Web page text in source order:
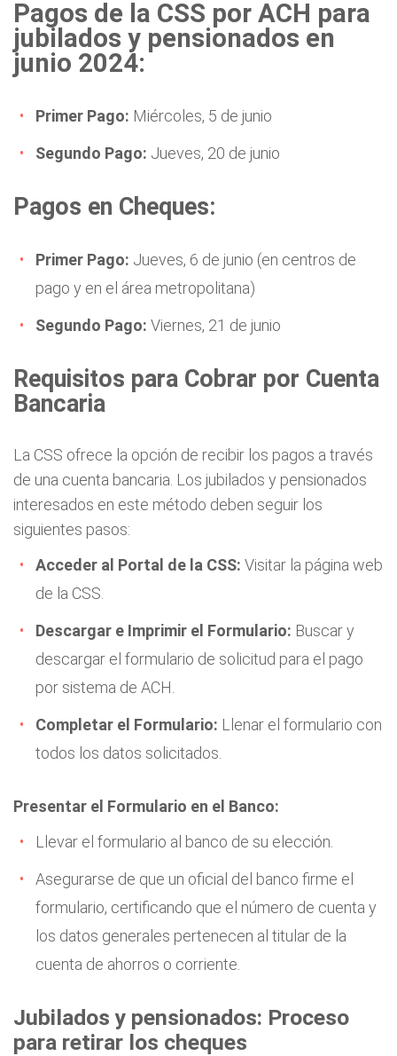
Pagos de la CSS por ACH para
jubilados y pensionados en
junio 2024:
Primer Pago: Miércoles, 5 de junio
Segundo Pago: Jueves, 20 de junio
Pagos en Cheques:
Primer Pago: Jueves, 6 de junio (en centros de
pago y en el área metropolitana)
Segundo Pago: Viernes, 21 de junio
Requisitos para Cobrar por Cuenta
Bancaria
La CSS ofrece la opción de recibir los pagos a través
de una cuenta bancaria. Los jubilados y pensionados
interesados en este método deben seguir los
siguientes pasos:
Acceder al Portal de la CSS: Visitar la página web
de la CSS.
Descargar e Imprimir el Formulario: Buscar y
descargar el formulario de solicitud para el pago
por sistema de ACH.
Completar el Formulario: Llenar el formulario con
todos los datos solicitados.
Presentar el Formulario en el Banco:
Llevar el formulario al banco de su elección.
Asegurarse de que un oficial del banco firme el
formulario, certificando que el número de cuenta y
los datos generales pertenecen al titular de la
cuenta de ahorros o corriente.
Jubilados y pensionados: Proceso
para retirar los cheques